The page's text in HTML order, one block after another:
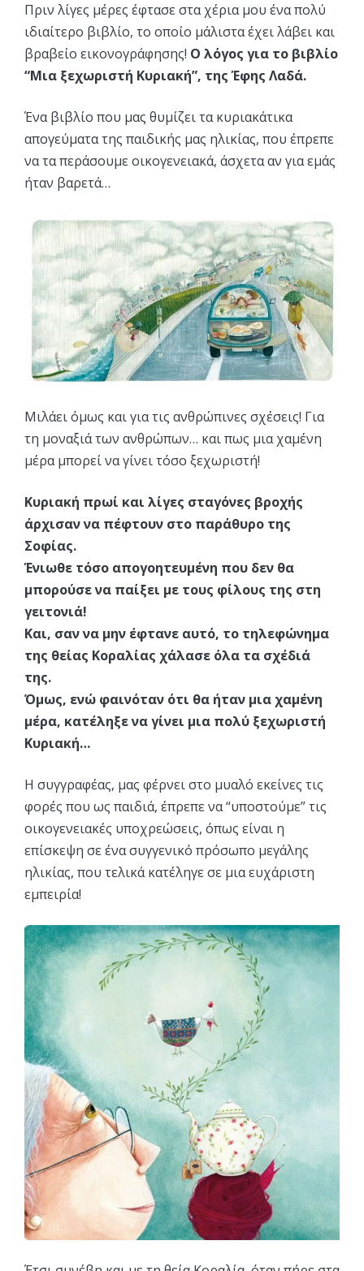
Πριν λίγες μέρες έφτασε στα χέρια μου ένα πολύ
ιδιαίτερο βιβλίο, το οποίο μάλιστα έχει λάβει και
βραβείο εικονογράφησης! Ο λόγος για το βιβλίο
“Μια ξεχωριστή Κυριακή”, της Έφης Λαδά.
Ένα βιβλίο που μας θυμίζει τα κυριακάτικα
απογεύματα της παιδικής μας ηλικίας, που έπρεπε
να τα περάσουμε οικογενειακά, άσχετα αν για εμάς
ήταν βαρετά…
Μιλάει όμως και για τις ανθρώπινες σχέσεις! Για
τη μοναξιά των ανθρώπων… και πως μια χαμένη
μέρα μπορεί να γίνει τόσο ξεχωριστή!
Κυριακή πρωί και λίγες σταγόνες βροχής
άρχισαν να πέφτουν στο παράθυρο της
Σοφίας.
Ένιωθε τόσο απογοητευμένη που δεν θα
μπορούσε να παίξει με τους φίλους της στη
γειτονιά!
Και, σαν να μην έφτανε αυτό, το τηλεφώνημα
της θείας Κοραλίας χάλασε όλα τα σχέδιά
της.
Όμως, ενώ φαινόταν ότι θα ήταν μια χαμένη
μέρα, κατέληξε να γίνει μια πολύ ξεχωριστή
Κυριακή…
Η συγγραφέας, μας φέρνει στο μυαλό εκείνες τις
φορές που ως παιδιά, έπρεπε να “υποστούμε” τις
οικογενειακές υποχρεώσεις, όπως είναι η
επίσκεψη σε ένα συγγενικό πρόσωπο μεγάλης
ηλικίας, που τελικά κατέληγε σε μια ευχάριστη
εμπειρία!